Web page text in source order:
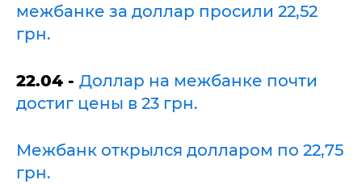
межбанке за доллар просили 22,52
грн.
22.04 - Доллар на межбанке почти
достиг цены в 23 грн.
Межбанк открылся долларом по 22,75
грн.